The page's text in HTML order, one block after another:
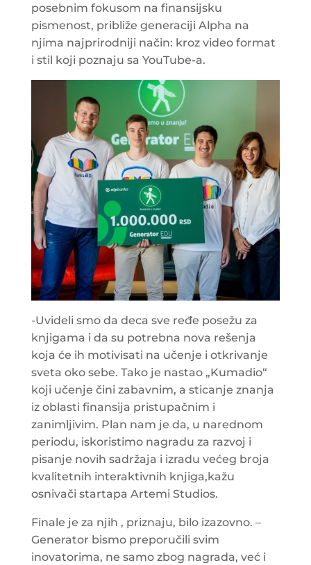
posebnim fokusom na finansijsku
pismenost, približe generaciji Alpha na
njima najprirodniji način: kroz video format
i stil koji poznaju sa YouTube-a.
-Uvideli smo da deca sve ređe posežu za
knjigama i da su potrebna nova rešenja
koja će ih motivisati na učenje i otkrivanje
sveta oko sebe. Tako je nastao „Kumadio“
koji učenje čini zabavnim, a sticanje znanja
iz oblasti finansija pristupačnim i
zanimljivim. Plan nam je da, u narednom
periodu, iskoristimo nagradu za razvoj i
pisanje novih sadržaja i izradu većeg broja
kvalitetnih interaktivnih knjiga,kažu
osnivači startapa Artemi Studios.
Finale je za njih , priznaju, bilo izazovno. –
Generator bismo preporučili svim
inovatorima, ne samo zbog nagrada, već i